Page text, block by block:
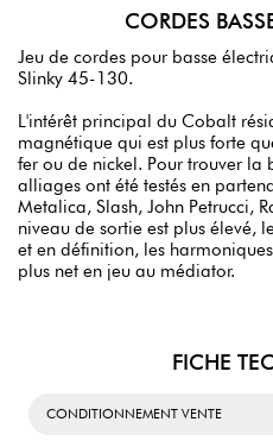
CORDES
Jeu de cordes pour basse
Slinky 45-130.
L'intérêt principal du Cobalt
magnétique qui est plus forte
fer ou de nickel. Pour trouver
alliages ont été testés en
Metalica, Slash, John Petrucci,
niveau de sortie est plus élevé,
et en définition, les
plus net en jeu au médiator.
FICHE
CONDITIONNEMENT VENTE